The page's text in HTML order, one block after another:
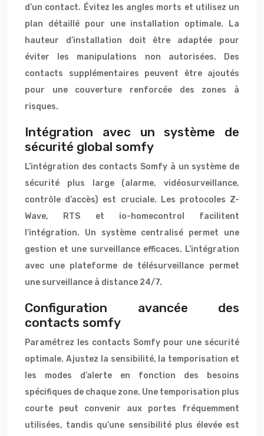
d’un contact. Évitez les angles morts et utilisez un
plan détaillé pour une installation optimale. La
hauteur d’installation doit être adaptée pour
éviter les manipulations non autorisées. Des
contacts supplémentaires peuvent être ajoutés
pour une couverture renforcée des zones à
risques.
Intégration avec un système de
sécurité global somfy
L’intégration des contacts Somfy à un système de
sécurité plus large (alarme, vidéosurveillance,
contrôle d’accès) est cruciale. Les protocoles Z-
Wave, RTS et io-homecontrol facilitent
l’intégration. Un système centralisé permet une
gestion et une surveillance efficaces. L’intégration
avec une plateforme de télésurveillance permet
une surveillance à distance 24/7.
Configuration avancée des
contacts somfy
Paramétrez les contacts Somfy pour une sécurité
optimale. Ajustez la sensibilité, la temporisation et
les modes d’alerte en fonction des besoins
spécifiques de chaque zone. Une temporisation plus
courte peut convenir aux portes fréquemment
utilisées, tandis qu’une sensibilité plus élevée est